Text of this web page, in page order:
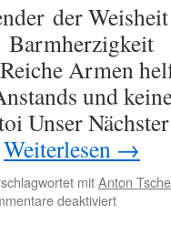
der
Armen
und
Unser
Weiterlesen →
mitAnton
deaktiviertfür